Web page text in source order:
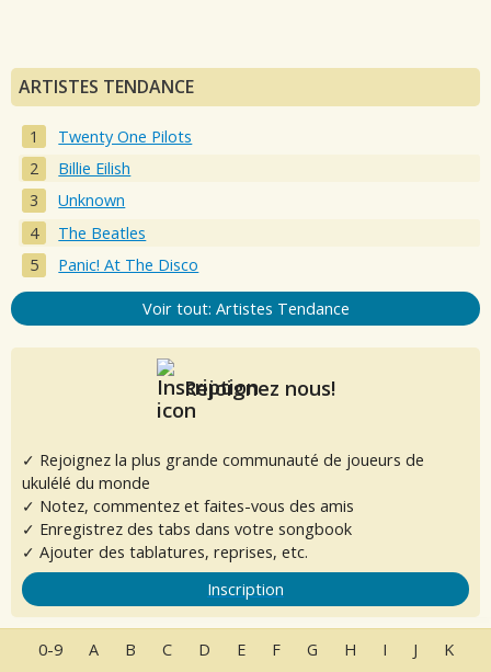
ARTISTES TENDANCE
Twenty One Pilots
Billie Eilish
Unknown
The Beatles
Panic! At The Disco
Voir tout: Artistes Tendance
Rejoignez nous!
✓ Rejoignez la plus grande communauté de joueurs de
ukulélé du monde
✓ Notez, commentez et faites-vous des amis
✓ Enregistrez des tabs dans votre songbook
✓ Ajouter des tablatures, reprises, etc.
Inscription
0-9 A B C D E F G H I J K